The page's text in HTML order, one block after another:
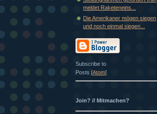
meldet Raketeneins...
Die Amerikaner mögen siegen
und noch einmal siegen...
Subscribe to
Posts [Atom]
Join? // Mitmachen?